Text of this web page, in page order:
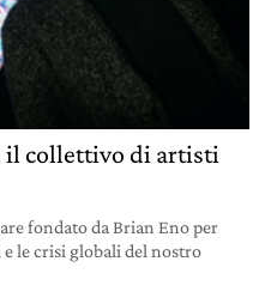
il collettivo di artisti
fondato da Brian Eno per
le crisi globali del nostro